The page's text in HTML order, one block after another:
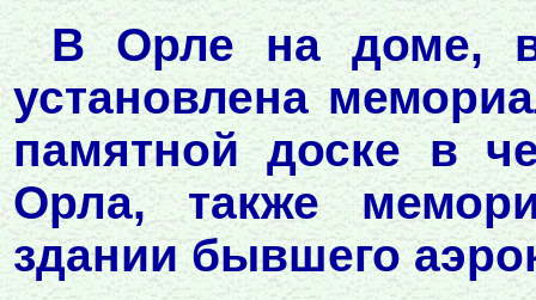
В Орле на доме,
установлена
памятной доске в
Орла, также
здании бывшего